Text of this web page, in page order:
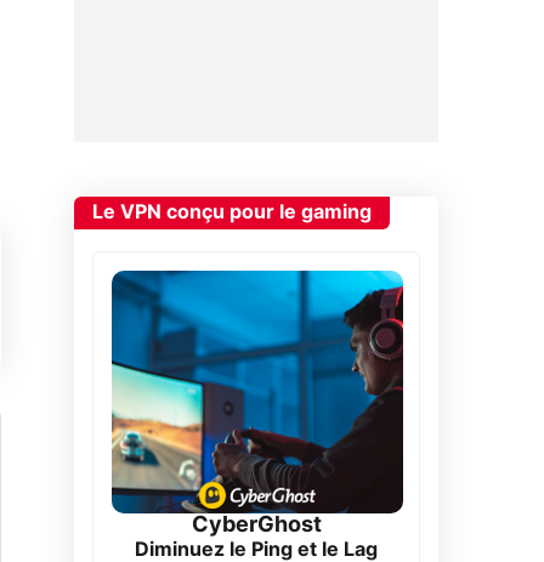
Le VPN conçu pour le gaming
CyberGhost
Diminuez le Ping et le Lag